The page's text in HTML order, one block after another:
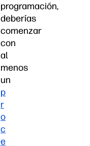
programación,
deberías
comenzar
con
al
menos
un
p
r
o
c
e